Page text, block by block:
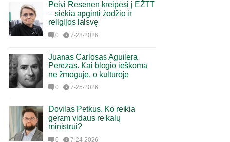
Peivi Resenen kreipėsi į EŽTT
– siekia apginti žodžio ir
religijos laisvę
0 7-28-2026
Juanas Carlosas Aguilera
Perezas. Kai blogio ieškoma
ne žmoguje, o kultūroje
0 7-25-2026
Dovilas Petkus. Ko reikia
geram vidaus reikalų
ministrui?
0 7-24-2026